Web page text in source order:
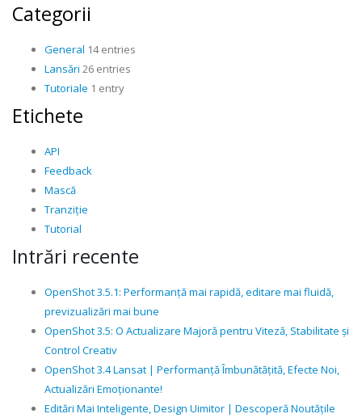
Categorii
General 14 entries
Lansări 26 entries
Tutoriale 1 entry
Etichete
API
Feedback
Mască
Tranziție
Tutorial
Intrări recente
OpenShot 3.5.1: Performanță mai rapidă, editare mai fluidă,
previzualizări mai bune
OpenShot 3.5: O Actualizare Majoră pentru Viteză, Stabilitate și
Control Creativ
OpenShot 3.4 Lansat | Performanță Îmbunătățită, Efecte Noi,
Actualizări Emoționante!
Editări Mai Inteligente, Design Uimitor | Descoperă Noutățile